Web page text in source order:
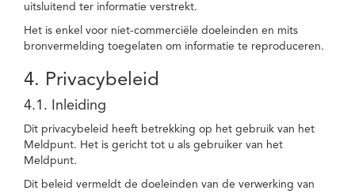
uitsluitend ter informatie verstrekt.
Het is enkel voor niet-commerciële doeleinden en mits
bronvermelding toegelaten om informatie te reproduceren.
4. Privacybeleid
4.1. Inleiding
Dit privacybeleid heeft betrekking op het gebruik van het
Meldpunt. Het is gericht tot u als gebruiker van het
Meldpunt.
Dit beleid vermeldt de doeleinden van de verwerking van